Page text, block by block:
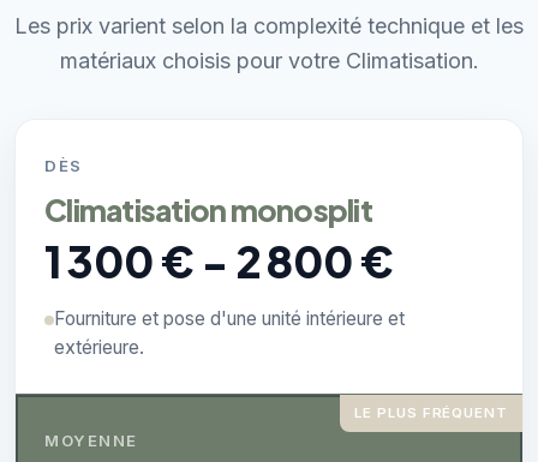
Les prix varient selon la complexité technique et les
matériaux choisis pour votre Climatisation.
DÈS
Climatisation monosplit
1 300 € - 2 800 €
Fourniture et pose d'une unité intérieure et
extérieure.
LE PLUS FRÉQUENT
MOYENNE